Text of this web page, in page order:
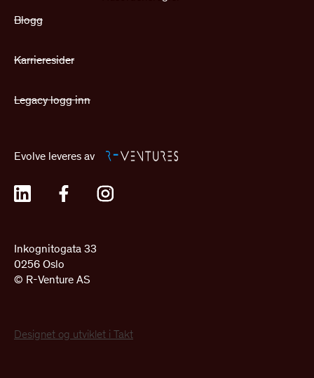
Blogg
Karrieresider
Legacy logg inn
Evolve leveres av
Inkognitogata 33
0256 Oslo
© R-Venture AS
Designet og utviklet i Takt